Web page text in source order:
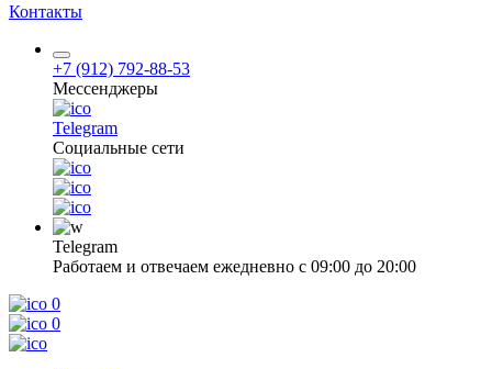
Контакты
+7 (912) 792-88-53
Мессенджеры
Telegram
Социальные сети
Telegram
Работаем и отвечаем ежедневно с 09:00 до 20:00
0
0